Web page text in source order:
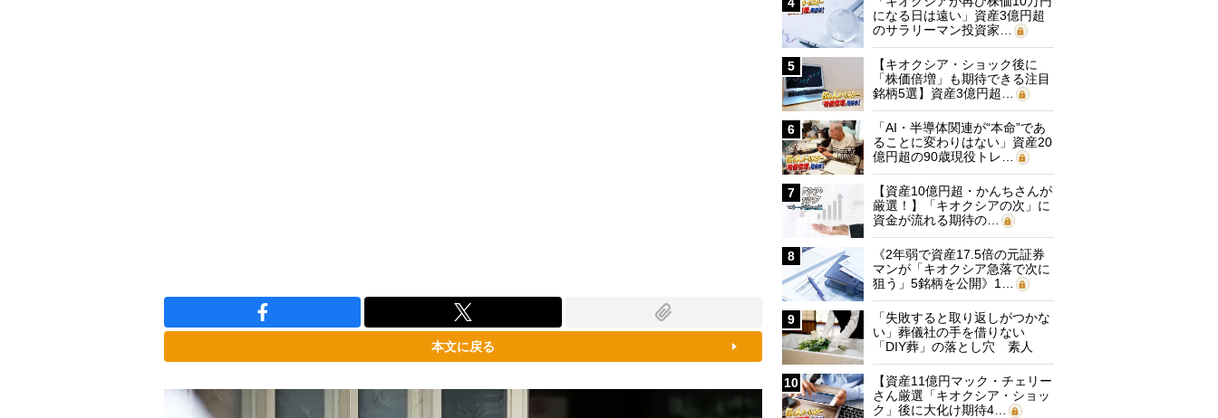
本文に戻る
になる日は遠い」資産3億円超
のサラリーマン投資家…
5
【キオクシア・ショック後に
「株価倍増」も期待できる注目
銘柄5選】資産3億円超…
6
「AI・半導体関連が“本命”であ
ることに変わりはない」資産20
億円超の90歳現役トレ…
7
【資産10億円超・かんちさんが
厳選！】「キオクシアの次」に
資金が流れる期待の…
8
《2年弱で資産17.5倍の元証券
マンが「キオクシア急落で次に
狙う」5銘柄を公開》1…
9
「失敗すると取り返しがつかな
い」葬儀社の手を借りない
「DIY葬」の落とし穴 素人
に…
10
【資産11億円マック・チェリー
さん厳選「キオクシア・ショッ
ク」後に大化け期待4…